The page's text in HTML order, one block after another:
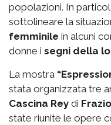
popolazioni. In
sottolineare la
femminile in alcuni
donne i segni della
La mostra
stata organizzata tre
Cascina Rey di
state riunite le opere